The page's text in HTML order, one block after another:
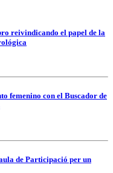
reivindicando el papel de la
femenino con el Buscador de
de Participació per un